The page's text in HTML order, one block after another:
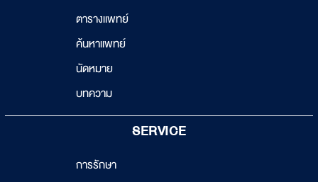
ตารางแพทย์
ค้นหาแพทย์
นัดหมาย
บทความ
SERVICE
การรักษา